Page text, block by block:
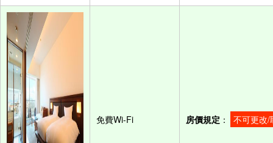
免費Wi-Fi 房價規定 ： 不可更改/